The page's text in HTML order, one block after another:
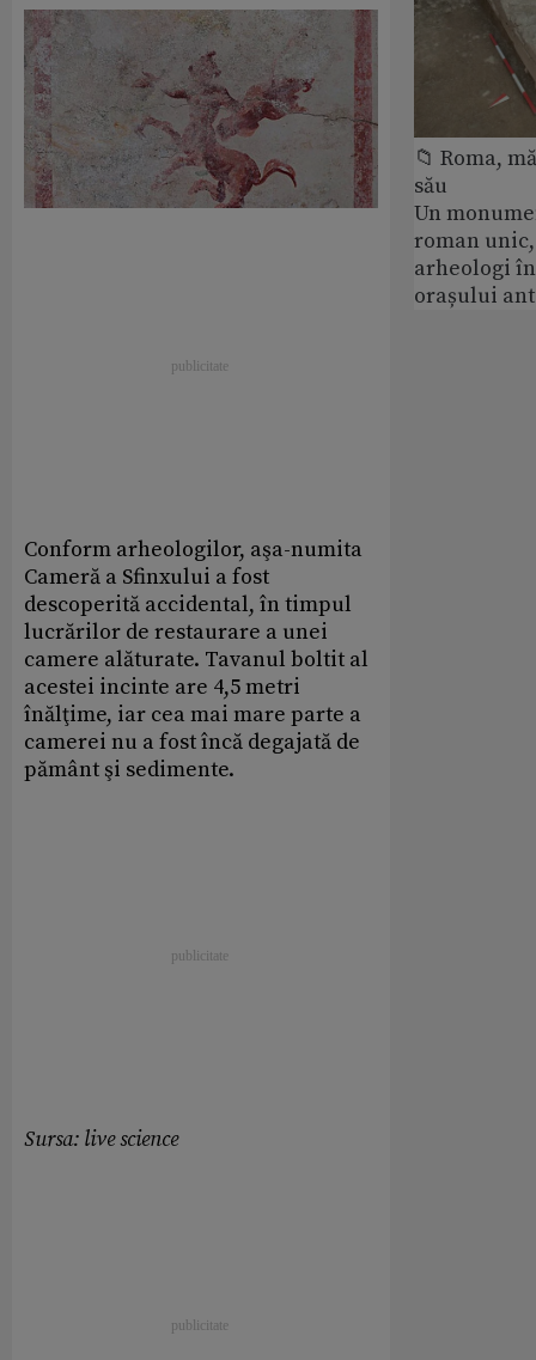
Conform arheologilor, aşa-numita
Cameră a Sfinxului a fost
descoperită accidental, în timpul
lucrărilor de restaurare a unei
camere alăturate. Tavanul boltit al
acestei incinte are 4,5 metri
înălţime, iar cea mai mare parte a
camerei nu a fost încă degajată de
pământ şi sedimente.
Sursa: live science
📁 Roma,
său
Un
roman
arheologi
orașului